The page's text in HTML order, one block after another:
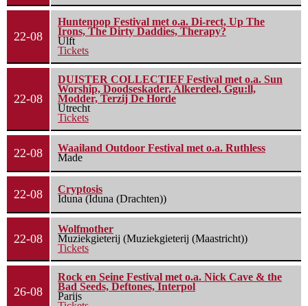
22-08
Huntenpop Festival met o.a. Di-rect, Up The
Irons, The Dirty Daddies, Therapy?
Ulft
Tickets
22-08
DUISTER COLLECTIEF Festival met o.a. Sun
Worship, Doodseskader, Alkerdeel, Ggu:ll,
Modder, Terzij De Horde
Utrecht
Tickets
22-08
Waailand Outdoor Festival met o.a. Ruthless
Made
22-08
Cryptosis
Iduna (Iduna (Drachten))
22-08
Wolfmother
Muziekgieterij (Muziekgieterij (Maastricht))
Tickets
26-08
Rock en Seine Festival met o.a. Nick Cave & the
Bad Seeds, Deftones, Interpol
Parijs